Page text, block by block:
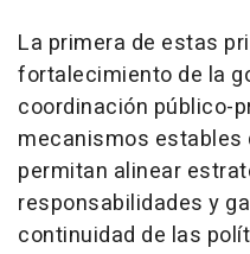
La primera de estas
fortalecimiento de la
coordinación público-
mecanismos estables
permitan alinear
responsabilidades y
continuidad de las